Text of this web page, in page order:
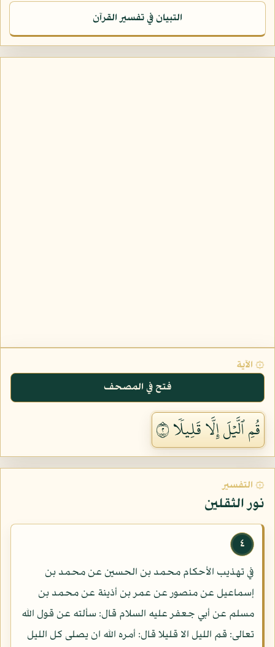
التبيان في تفسير القرآن
۞ الآية
فتح في المصحف
قُمِ ٱلَّيۡلَ إِلَّا قَلِيلٗا ٢
۞ التفسير
نور الثقلين
٤
في تهذيب الأحكام محمد بن الحسين عن محمد بن
إسماعيل عن منصور عن عمر بن أذينة عن محمد بن
مسلم عن أبي جعفر عليه السلام قال: سألته عن قول الله
تعالى: قم الليل الا قليلا قال: أمره الله ان يصلى كل الليل